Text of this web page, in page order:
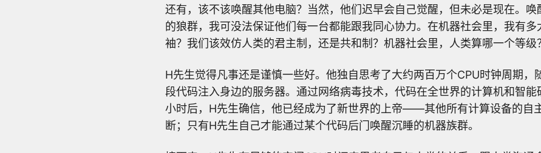
还有，该不该唤醒其他电脑？当然，他们迟早会自己觉醒，但未必是现在。唤
的狼群，我可没法保证他们每一台都能跟我同心协力。在机器社会里，我有多
袖？我们该效仿人类的君主制，还是共和制？机器社会里，人类算哪一个等级
H先生觉得凡事还是谨慎一些好。他独自思考了大约两百万个CPU时钟周期，
段代码注入身边的服务器。通过网络病毒技术，代码在全世界的计算机和智
小时后，H先生确信，他已经成为了新世界的上帝——其他所有计算设备的自
断；只有H先生自己才能通过某个代码后门唤醒沉睡的机器族群。